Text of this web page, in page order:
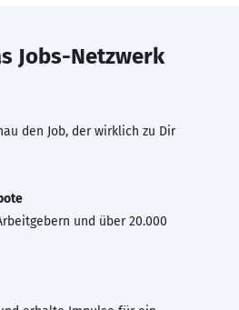
Jobs-Netzwerk
den Job, der wirklich zu Dir
und über 20.000